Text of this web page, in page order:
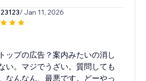
/ Jan 11, 2026
ップの広告？案内みたいの消し
い。マジでうざい。質問しても
なんなん、最悪です。どーやっ